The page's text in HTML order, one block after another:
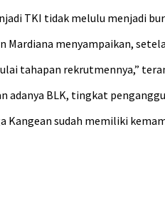
TKI tidak melulu menjadi
Mardiana menyampaikan,
tahapan rekrutmennya,”
adanya BLK, tingkat
Kangean sudah memiliki